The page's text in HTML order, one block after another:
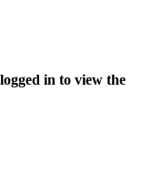
in to view the